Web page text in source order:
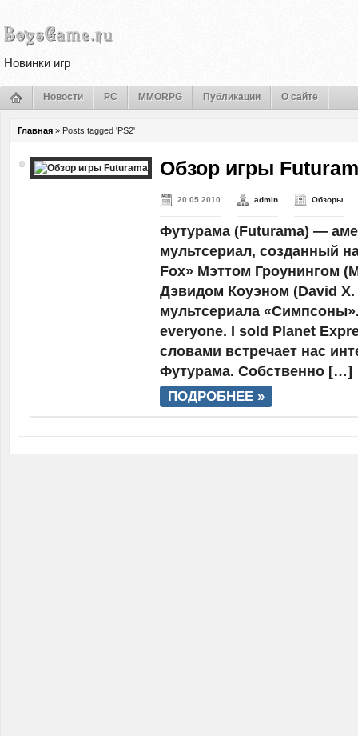
Новинки игр
Новости PC MMORPG Публикации О сайте
Главная » Posts tagged 'PS2'
Обзор игры
20.05.2010 admin Обзоры
Футурама (Futurama) —
мультсериал, созданный
Fox» Мэттом Гроунингом
Дэвидом Коуэном (David
мультсериала
everyone. I sold Planet
словами встречает нас
Футурама. Собственно […]
ПОДРОБНЕЕ »